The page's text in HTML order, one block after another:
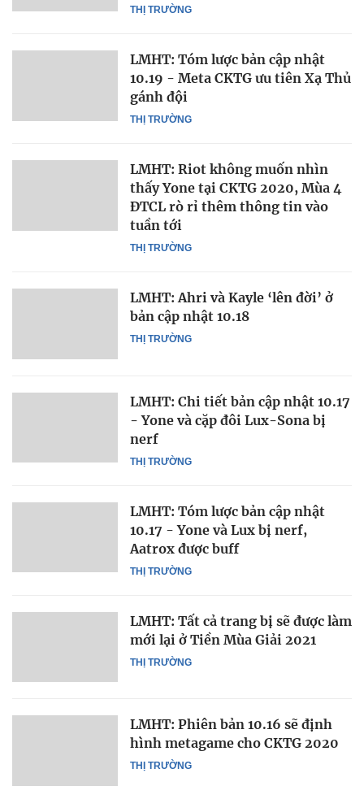
THỊ TRƯỜNG
THỊ TRƯỜNG
LMHT: Tóm lược bản cập nhật
10.19 - Meta CKTG ưu tiên Xạ Thủ
gánh đội
THỊ TRƯỜNG
LMHT: Riot không muốn nhìn
thấy Yone tại CKTG 2020, Mùa 4
ĐTCL rò rỉ thêm thông tin vào
tuần tới
THỊ TRƯỜNG
LMHT: Ahri và Kayle ‘lên đời’ ở
bản cập nhật 10.18
THỊ TRƯỜNG
LMHT: Chi tiết bản cập nhật 10.17
- Yone và cặp đôi Lux-Sona bị
nerf
THỊ TRƯỜNG
LMHT: Tóm lược bản cập nhật
10.17 - Yone và Lux bị nerf,
Aatrox được buff
THỊ TRƯỜNG
LMHT: Tất cả trang bị sẽ được làm
mới lại ở Tiền Mùa Giải 2021
THỊ TRƯỜNG
LMHT: Phiên bản 10.16 sẽ định
hình metagame cho CKTG 2020